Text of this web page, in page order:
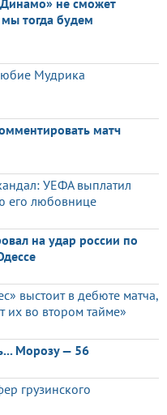
не сможет
тогда будем
Мудрика
матч
УЕФА выплатил
его любовнице
на удар россии по
выстоит в дебюте матча,
во втором тайме»
Морозу — 56
грузинского